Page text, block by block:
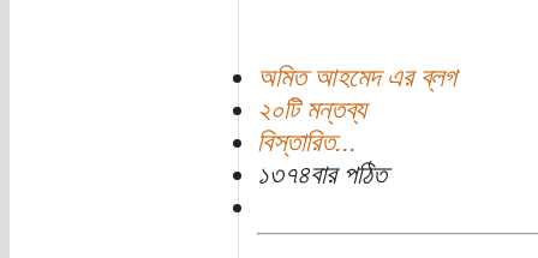
অমিত আহমেদ এর ব্লগ
২০টি মন্তব্য
বিস্তারিত...
১৩৭৪বার পঠিত